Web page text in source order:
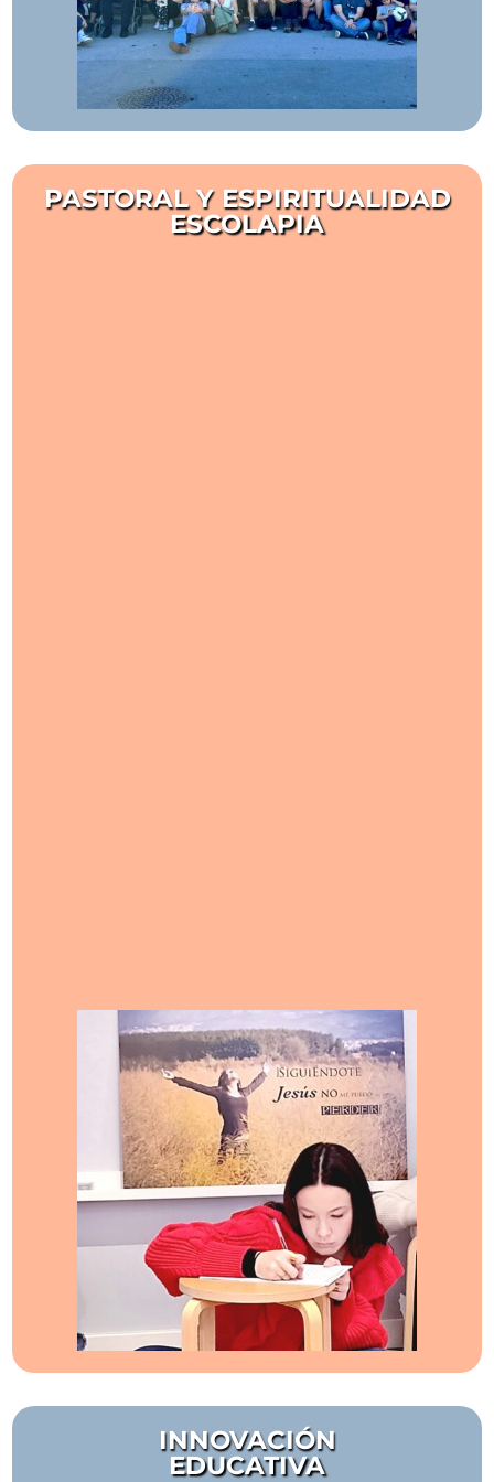
PASTORAL Y ESPIRITUALIDAD
ESCOLAPIA
INNOVACIÓN
EDUCATIVA